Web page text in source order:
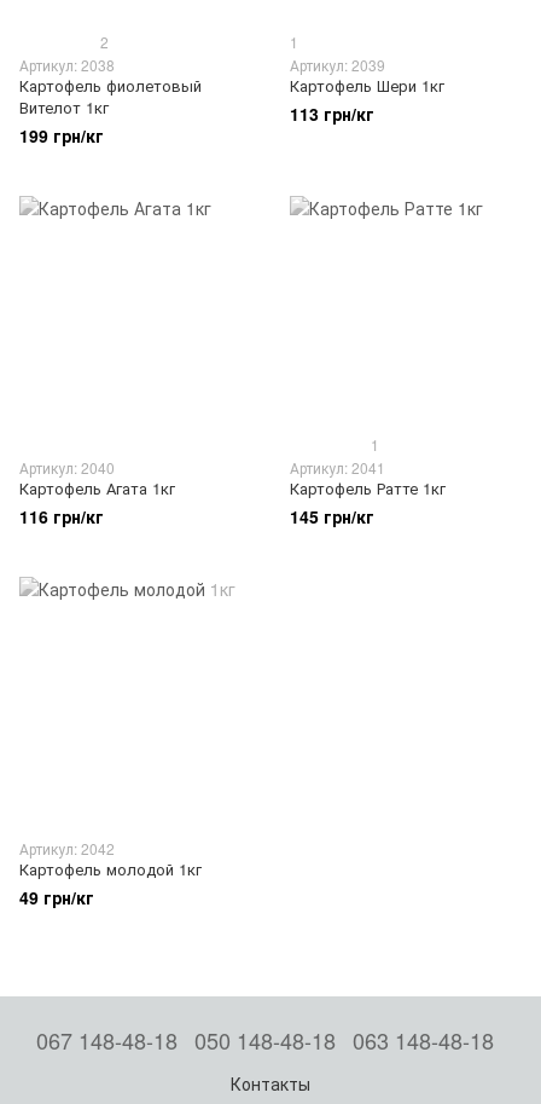
2
Артикул: 2038
Картофель фиолетовый
Вителот 1кг
199 грн/кг
1
Артикул: 2039
Картофель Шери 1кг
113 грн/кг
Артикул: 2040
Картофель Агата 1кг
116 грн/кг
1
Артикул: 2041
Картофель Ратте 1кг
145 грн/кг
Артикул: 2042
Картофель молодой 1кг
49 грн/кг
067 148-48-18 050 148-48-18 063 148-48-18
Контакты